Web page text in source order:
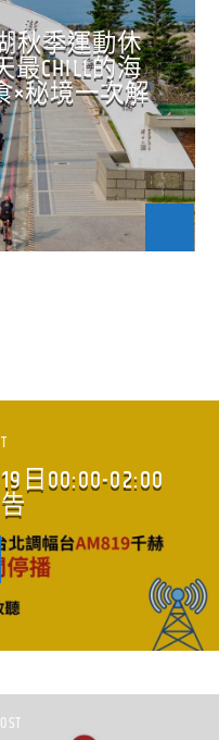
秋季運動休
CHILL的海
×秘境一次解
日00:00-02:00